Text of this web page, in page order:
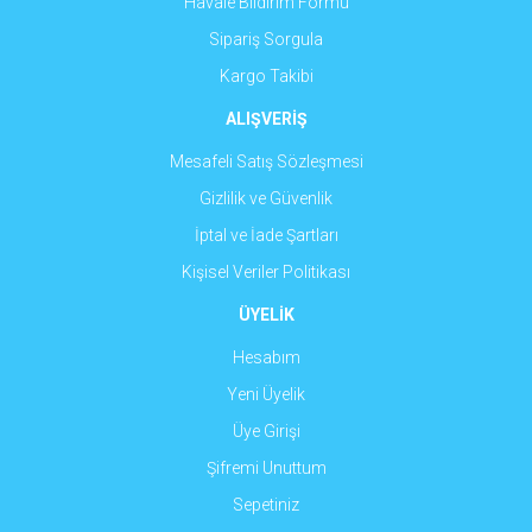
Gönder
Sipariş Sorgula
Kargo Takibi
ALIŞVERİŞ
Mesafeli Satış Sözleşmesi
Gizlilik ve Güvenlik
İptal ve İade Şartları
Kişisel Veriler Politikası
ÜYELİK
Hesabım
Yeni Üyelik
Üye Girişi
Şifremi Unuttum
Sepetiniz